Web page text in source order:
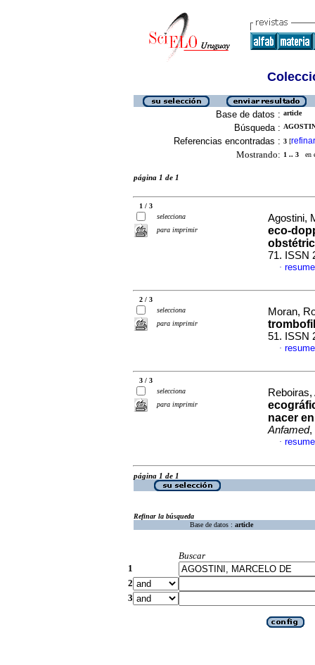
Base de datos : article
Búsqueda :
Referencias encontradas : 3 [refinar
Mostrando: 1 .. 3 en
página 1 de 1
1 / 3
selecciona
para imprimir
Agostini,
eco-
71. ISSN
·
2 / 3
selecciona
para imprimir
Moran,
51. ISSN
·
3 / 3
selecciona
para imprimir
nacer
Anfamed,
·
página 1 de 1
Refinar la búsqueda
Base de datos : article
Buscar
1
2
3